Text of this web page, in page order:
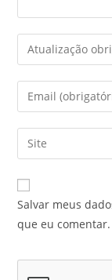
Salvar meus
que eu comentar.